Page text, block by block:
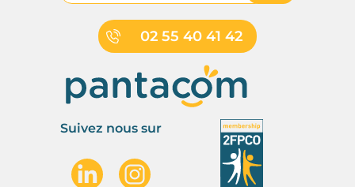
02 55 40 41 42
Suivez nous sur